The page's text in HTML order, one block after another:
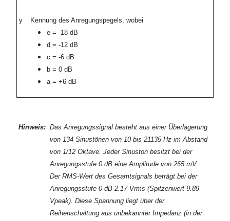
y
Kennung des Anregungspegels, wobei
e = -18 dB
d = -12 dB
c = -6 dB
b = 0 dB
a = +6 dB
Hinweis: Das Anregungssignal besteht aus einer Überlagerung
von 134 Sinustönen von 10 bis 21135 Hz im Abstand
von 1/12 Oktave. Jeder Sinuston besitzt bei der
Anregungsstufe 0 dB eine Amplitude von 265 mV.
Der RMS-Wert des Gesamtsignals beträgt bei der
Anregungsstufe 0 dB 2.17 Vrms (Spitzenwert 9.89
Vpeak). Diese Spannung liegt über der
Reihenschaltung aus unbekannter Impedanz (in der